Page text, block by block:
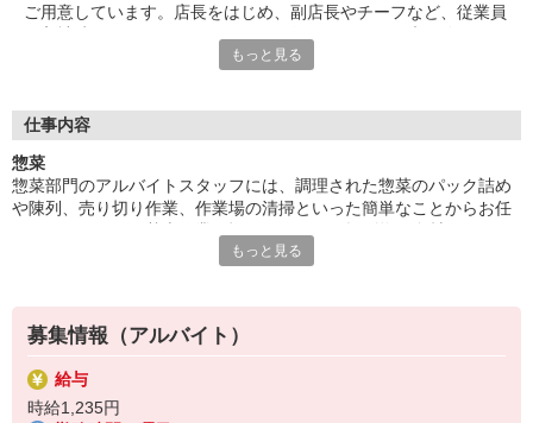
ご用意しています。店長をはじめ、副店長やチーフなど、従業員
バイトデビューの方も安心。雰囲気やチームワークのよさなど、
■目利きのプロを目指す！
と。お仕事をしながら直接見たり触れたりすることで、自然と旬
の素材や品質のよさを見極めるスキルが身につきます。将来は、
料理人や目利きのプロを目指したいという学生さんは、アルバイ
トで働きながら腕を磨くことが可能です！
もっと見る
仕事内容
惣菜
惣菜部門のアルバイトスタッフには、調理された惣菜のパック詰め
や陳列、売り切り作業、作業場の清掃といった簡単なことからお任
など、惣菜の調理も覚えてください。学校と両立しながらお料理ス
もっと見る
募集情報（アルバイト）
給与
時給1,235円